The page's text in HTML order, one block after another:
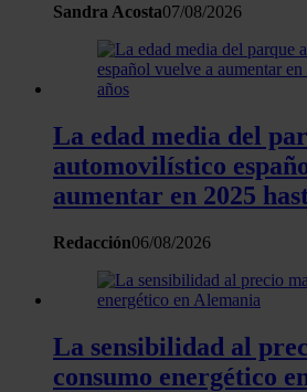
Sandra Acosta07/08/2026
La edad media del
automovilístico
aumentar en 2025
Redacción06/08/2026
La sensibilidad al
consumo energético